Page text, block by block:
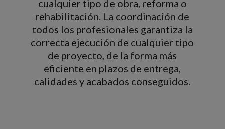
cualquier tipo de obra, reforma o
rehabilitación. La coordinación de
todos los profesionales garantiza la
correcta ejecución de cualquier tipo
de proyecto, de la forma más
eficiente en plazos de entrega,
calidades y acabados conseguidos.